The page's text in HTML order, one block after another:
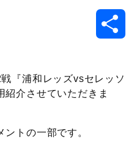
n
o
o
L
『浦和レッズvsセレッソ
紹介させていただきま
トの一部です。